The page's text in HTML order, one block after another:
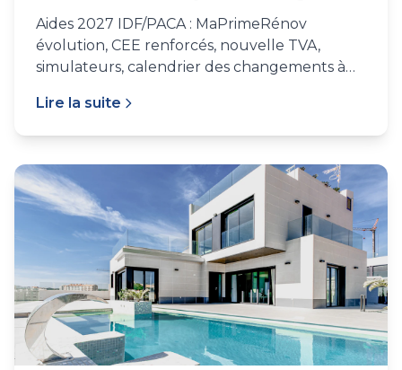
Aides 2027 IDF/PACA : MaPrimeRénov
évolution, CEE renforcés, nouvelle TVA,
simulateurs, calendrier des changements à
Lire la suite